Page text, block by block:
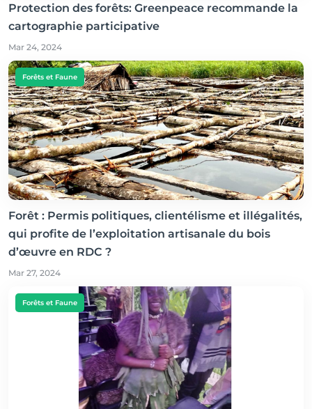
Protection des forêts: Greenpeace recommande la
cartographie participative
Mar 24, 2024
Forêts et Faune
Forêt : Permis politiques, clientélisme et illégalités,
qui profite de l’exploitation artisanale du bois
d’œuvre en RDC ?
Mar 27, 2024
Forêts et Faune